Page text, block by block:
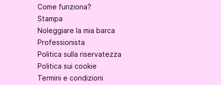
Come funziona?
Stampa
Noleggiare la mia barca
Professionista
Politica sulla riservatezza
Politica sui cookie
Termini e condizioni